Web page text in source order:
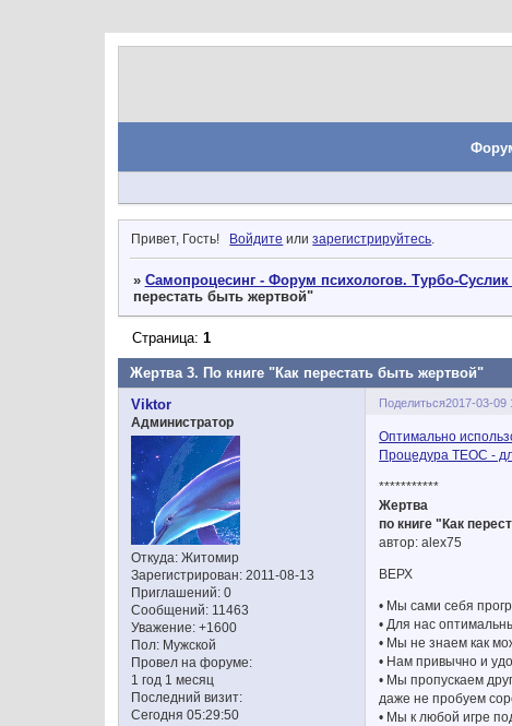
Привет, Гость! Войдите илизарегистрируйтесь
» Самопроцесинг - Форум психологов. Турбо-
перестать быть жертвой"
Жертва 3. По книге "Как перестать быть жертвой"
Страница: 1
Поделиться2017-03-09
Viktor
Администратор
Откуда: Житомир
Зарегистрирован: 2011-08-13
Приглашений: 0
Сообщений: 11463
Уважение: +1600
Пол: Мужской
Провел на форуме:
1 год 1 месяц
Последний визит:
Сегодня 05:29:50
Оптимально
Процедура ТЕОС -
***********
Жертва
по книге "Как
автор: alex75
ВЕРХ
• Мы сами себя
• Для нас
• Мы не знаем как
• Нам привычно и
• Мы пропускаем
даже не пробуем
• Мы к любой игре